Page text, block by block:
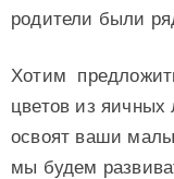
родители были
Хотим
цветов из яичных
освоят ваши
мы будем